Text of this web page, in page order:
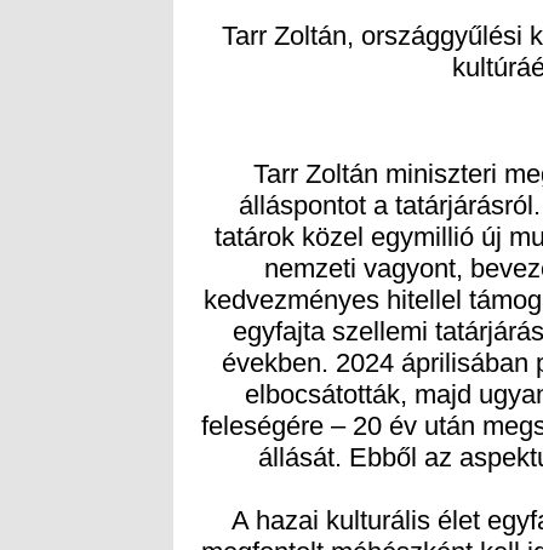
Tarr Zoltán, országgyűlési
Tarr Zoltán miniszteri
álláspontot a
tatárok közel egymillió új
nemzeti vagyont,
kedvezményes hitellel
egyfajta szellemi
években. 2024
elbocsátották, majd
feleségére – 20 év után
állását. Ebből az
A hazai kulturális élet
megfontolt méhészként kell
kaptárak között – az
jegyében. Nagyon
miniszteri megbízáshoz